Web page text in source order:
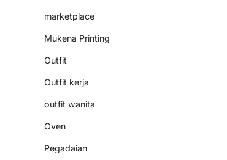
marketplace
Mukena Printing
Outfit
Outfit kerja
outfit wanita
Oven
Pegadaian